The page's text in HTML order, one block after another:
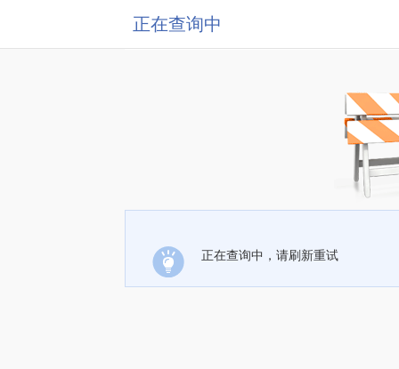
正在查询中
正在查询中，请刷新重试